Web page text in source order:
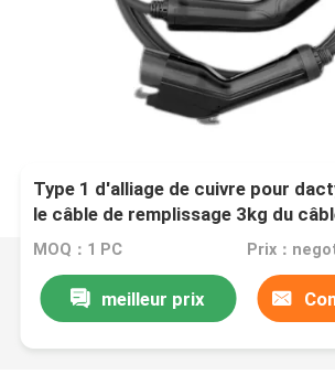
Type 1 d'alliage de cuivre pour
le câble de remplissage 3kg du
MOQ：1 PC Prix：
meilleur prix